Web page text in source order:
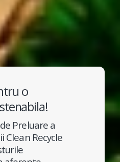
o
Preluare a
Clean Recycle